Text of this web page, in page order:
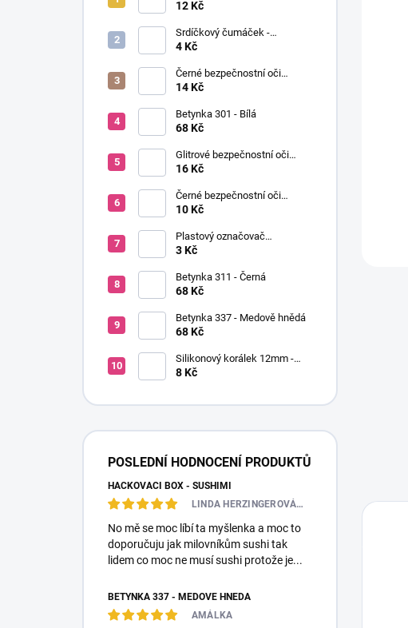
Ø12mm (pár)
12 Kč
Srdíčkový čumáček -
12x13mm
4 Kč
Černé bezpečnostní oči
Ø14mm (pár)
14 Kč
Betynka 301 - Bílá
68 Kč
Glitrové bezpečnostní oči
Ø10mm (Pár)
16 Kč
Černé bezpečnostní oči
Ø10mm (pár)
10 Kč
Plastový označovač
(markovátko)
3 Kč
Betynka 311 - Černá
68 Kč
Betynka 337 - Medově hnědá
68 Kč
Silikonový korálek 12mm -
Kulatý
8 Kč
POSLEDNÍ HODNOCENÍ PRODUKTŮ
HÁČKOVACÍ BOX - SUSHIMI
LINDA HERZINGEROVÁ❤️🎀💋
No mě se moc líbí ta myšlenka a moc to
doporučuju jak milovníkům sushi tak
lidem co moc ne musí sushi protože je...
BETYNKA 337 - MEDOVĚ HNĚDÁ
AMÁLKA